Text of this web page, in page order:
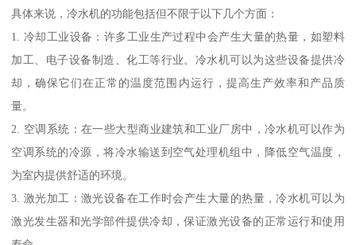
具体来说，冷水机的功能包括但不限于以下几个方面：
1. 冷却工业设备：许多工业生产过程中会产生大量的热量，如塑料
加工、电子设备制造、化工等行业。冷水机可以为这些设备提供冷
却，确保它们在正常的温度范围内运行，提高生产效率和产品质
量。
2. 空调系统：在一些大型商业建筑和工业厂房中，冷水机可以作为
空调系统的冷源，将冷水输送到空气处理机组中，降低空气温度，
为室内提供舒适的环境。
3. 激光加工：激光设备在工作时会产生大量的热量，冷水机可以为
激光发生器和光学部件提供冷却，保证激光设备的正常运行和使用